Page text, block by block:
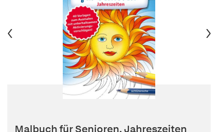
Malbuch für Senioren. Jahreszeiten